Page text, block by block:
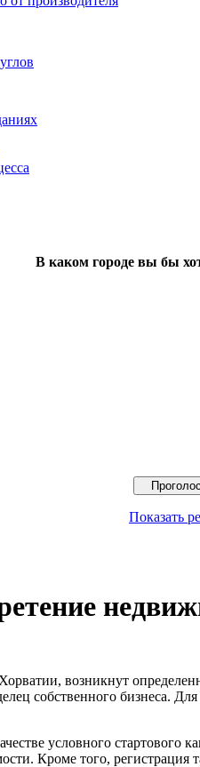
В каком городе вы бы
Показать
возникнут
собственного бизнеса.
условного
Кроме того, регистрация